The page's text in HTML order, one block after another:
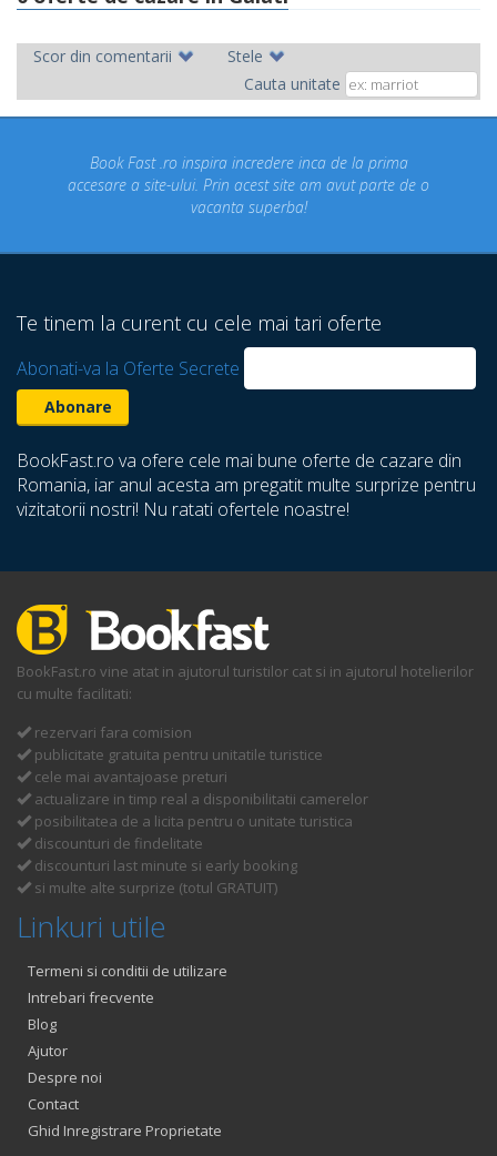
Scor din comentarii
Stele
Cauta unitate
Book Fast .ro inspira incredere inca de la prima
a site-ului. Prin acest site am avut parte de o
vacanta superba!
Te tinem la curent cu cele mai tari oferte
Abonati-va la Oferte Secrete
BookFast.ro va ofere cele mai bune oferte de cazare din
Romania, iar anul acesta am pregatit multe surprize pentru
vizitatorii nostri! Nu ratati ofertele noastre!
BookFast.ro vine atat in ajutorul turistilor cat si in ajutorul hotelierilor
cu multe facilitati:
rezervari fara comision
publicitate gratuita pentru unitatile turistice
cele mai avantajoase preturi
actualizare in timp real a disponibilitatii camerelor
posibilitatea de a licita pentru o unitate turistica
discounturi de findelitate
discounturi last minute si early booking
si multe alte surprize (totul GRATUIT)
Linkuri utile
Termeni si conditii de utilizare
Intrebari frecvente
Blog
Ajutor
Despre noi
Contact
Ghid Inregistrare Proprietate